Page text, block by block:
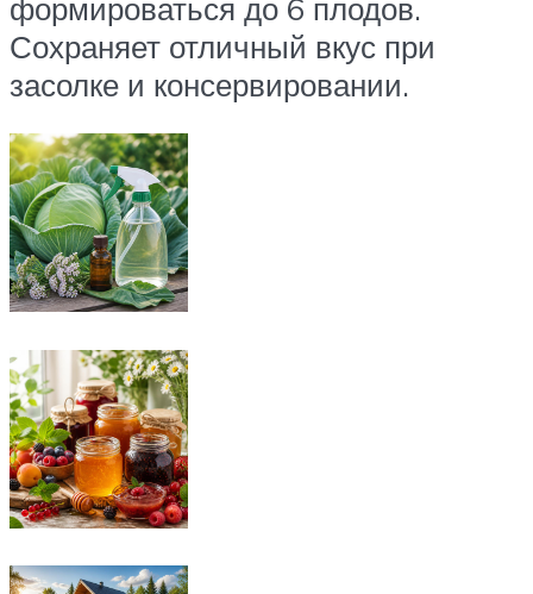
формироваться до 6 плодов.
Сохраняет отличный вкус при
засолке и консервировании.